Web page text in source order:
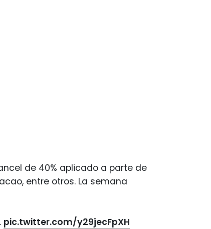
de 40% aplicado a parte de
entre otros. La semana
pic.twitter.com/y29jecFpXH